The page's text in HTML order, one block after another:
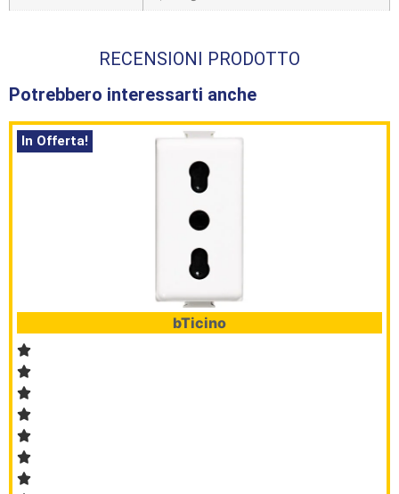
RECENSIONI PRODOTTO
Potrebbero interessarti anche
In Offerta!
bTicino